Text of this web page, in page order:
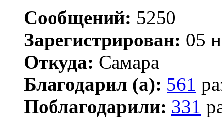
Сообщений: 5250
Зарегистрирован: 05
Откуда: Самара
Благодарил (а): 561
Поблагодарили: 331